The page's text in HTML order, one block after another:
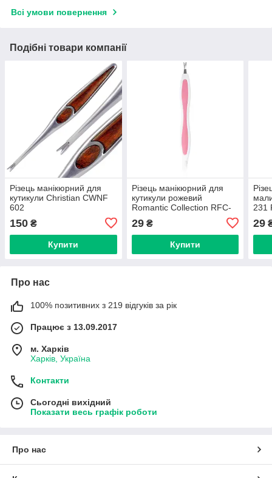
Всі умови повернення
Подібні товари компанії
Різець манікюрний для
кутикули Christian CWNF
602
150 ₴
Купити
Різець манікюрний для
кутикули рожевий
Romantic Collection RFC-
29₴
Купити
231
29
Про нас
100% позитивних з 219 відгуків за рік
Працює з 13.09.2017
м. Харків
Харків, Україна
Контакти
Сьогодні вихідний
Показати весь графік роботи
Про нас